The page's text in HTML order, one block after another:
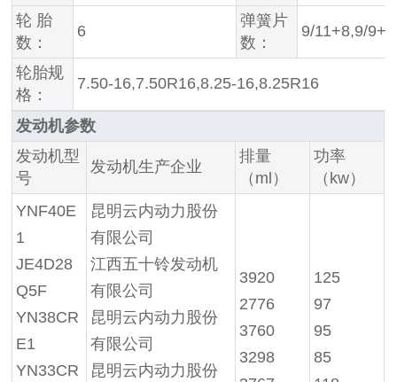
轮 胎
数：
6
弹簧片
数：
9/11+8,9/
轮胎规
格：
7.50-16,7.50R16,8.25-16,8.25R16
发动机参数
发动机型
号
发动机生产企业
排量
（ml）
功率
（kw）
YNF40E
1
JE4D28
Q5F
YN38CR
E1
YN33CR
昆明云内动力股份
有限公司
江西五十铃发动机
有限公司
昆明云内动力股份
有限公司
昆明云内动力股份
3920
2776
3760
3298
125
97
95
85